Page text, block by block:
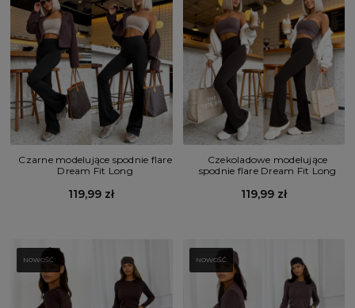
Czarne modelujące spodnie flare
Dream Fit Long
119,99 zł
Czekoladowe modelujące
spodnie flare Dream Fit Long
119,99 zł
NOWOŚĆ NOWOŚĆ